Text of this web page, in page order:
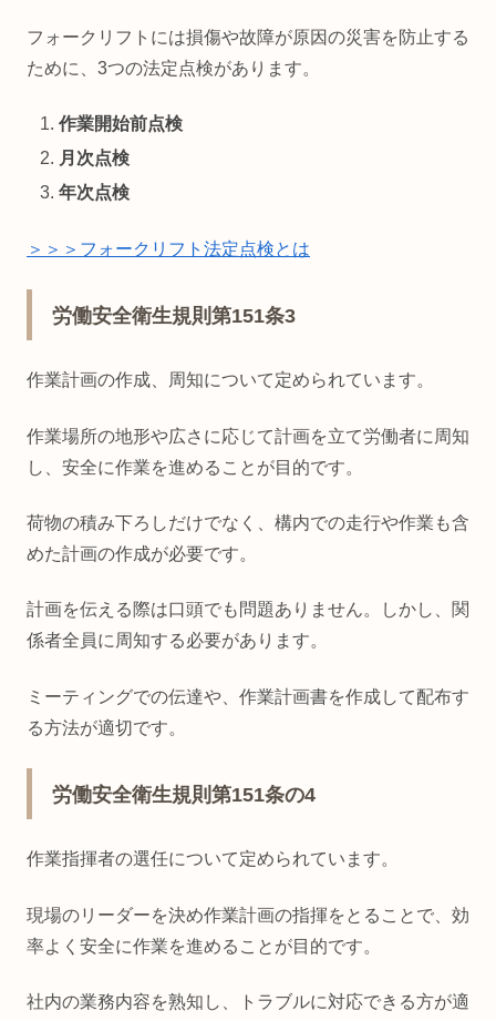
フォークリフトには損傷や故障が原因の災害を防止する
ために、3つの法定点検があります。
作業開始前点検
月次点検
年次点検
＞＞＞フォークリフト法定点検とは
労働安全衛生規則第151条3
作業計画の作成、周知について定められています。
作業場所の地形や広さに応じて計画を立て労働者に周知
し、安全に作業を進めることが目的です。
荷物の積み下ろしだけでなく、構内での走行や作業も含
めた計画の作成が必要です。
計画を伝える際は口頭でも問題ありません。しかし、関
係者全員に周知する必要があります。
ミーティングでの伝達や、作業計画書を作成して配布す
る方法が適切です。
労働安全衛生規則第151条の4
作業指揮者の選任について定められています。
現場のリーダーを決め作業計画の指揮をとることで、効
率よく安全に作業を進めることが目的です。
社内の業務内容を熟知し、トラブルに対応できる方が適